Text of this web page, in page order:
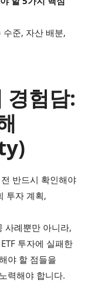
수준, 자산 배분,
경험담:
반드시 확인해야
투자 계획,
사례뿐만 아니라,
투자에 실패한
야 할 점들을
력해야 합니다.